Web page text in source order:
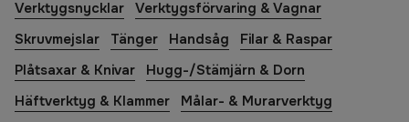
Verktygsnycklar Verktygsförvaring & Vagnar
Skruvmejslar
Tänger Handsåg
Filar & Raspar
Plåtsaxar & Knivar
Hugg-/Stämjärn & Dorn
Häftverktyg & Klammer
Målar- & Murarverktyg